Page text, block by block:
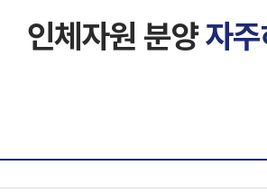
인체자원 분양자